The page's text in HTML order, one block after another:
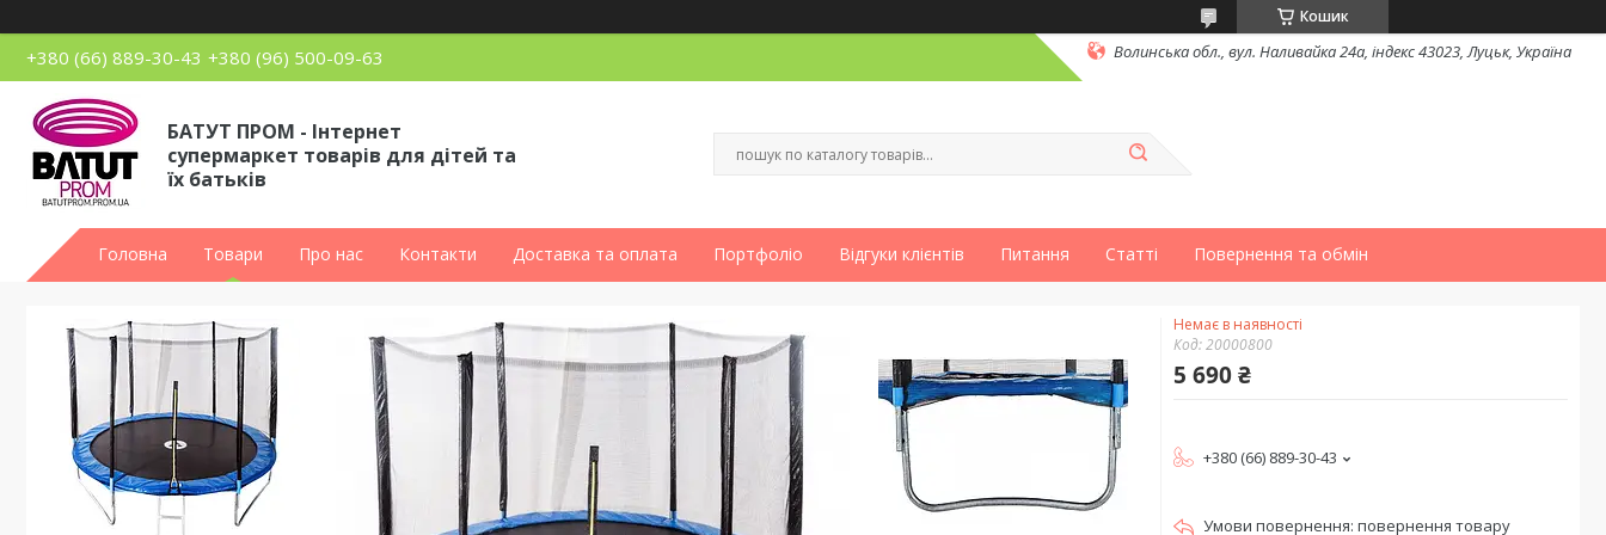
Кошик
+380 (66) 889-30-43 +380 (96) 500-09-63 Волинська обл., вул. Наливайка 24а, індекс 43023, Луцьк, Україна
БАТУТ ПРОМ - Інтернет
супермаркет товарів для дітей та
їх батьків
Головна Товари Про нас Контакти Доставка та оплата Портфоліо Відгуки клієнтів Питання Статті Повернення та обмін
Немає в наявності
Код:20000800
5 690 ₴
+380 (66) 889-30-43
повернення товару